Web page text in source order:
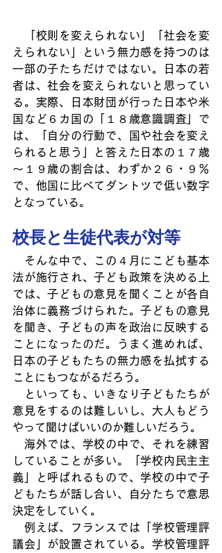
「校則を変えられない」「社会を変
えられない」という無力感を持つのは
一部の子たちだけではない。日本の若
者は、社会を変えられないと思ってい
る。実際、日本財団が行った日本や米
国など６カ国の「１８歳意識調査」で
は、「自分の行動で、国や社会を変え
られると思う」と答えた日本の１７歳
～１９歳の割合は、わずか２６・９％
で、他国に比べてダントツで低い数字
となっている。
校長と生徒代表が対等
そんな中で、この４月にこども基本
法が施行され、子ども政策を決める上
では、子どもの意見を聞くことが各自
治体に義務づけられた。子どもの意見
を聞き、子どもの声を政治に反映する
ことになったのだ。うまく進めれば、
日本の子どもたちの無力感を払拭する
ことにもつながるだろう。
といっても、いきなり子どもたちが
意見をするのは難しいし、大人もどう
やって聞けばいいのか難しいだろう。
海外では、学校の中で、それを練習
していることが多い。「学校内民主主
義」と呼ばれるもので、学校の中で子
どもたちが話し合い、自分たちで意思
決定をしていく。
例えば、フランスでは「学校管理評
議会」が設置されている。学校管理評